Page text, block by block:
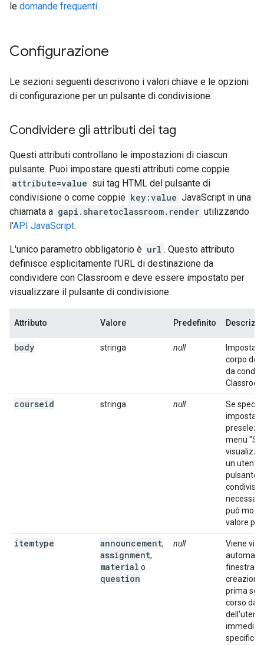
le domande frequenti.
Configurazione
Le sezioni seguenti descrivono i valori chiave e le opzioni
di configurazione per un pulsante di condivisione.
Condividere gli attributi dei tag
Questi attributi controllano le impostazioni di ciascun
pulsante. Puoi impostare questi attributi come coppie
attribute=value sui tag HTML del pulsante di
condivisione o come coppie key:value JavaScript in una
chiamata a gapi.sharetoclassroom.render utilizzando
l'API JavaScript.
L'unico parametro obbligatorio è url . Questo attributo
definisce esplicitamente l'URL di destinazione da
condividere con Classroom e deve essere impostato per
visualizzare il pulsante di condivisione.
Attributo Valore Predefinito
body stringa null
Imposta
corpo
da
courseid stringa null
Se
imposta l'
menu
un utente
pulsante
può
valore
itemtype announcement,
assignment,
material o
question
null
Viene
finestra
creazione
prima
corso da